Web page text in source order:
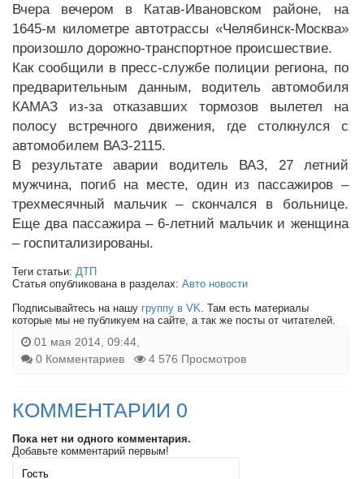
Вчера вечером в Катав-Ивановском районе, на
1645-м километре автотрассы «Челябинск-Москва»
произошло дорожно-транспортное происшествие.
Как сообщили в пресс-службе полиции региона, по
предварительным данным, водитель автомобиля
КАМАЗ из-за отказавших тормозов вылетел на
полосу встречного движения, где столкнулся с
автомобилем ВАЗ-2115.
В результате аварии водитель ВАЗ, 27 летний
мужчина, погиб на месте, один из пассажиров –
трехмесячный мальчик – скончался в больнице.
Еще два пассажира – 6-летний мальчик и женщина
– госпитализированы.
Теги статьи: ДТП
Статья опубликована в разделах: Авто новости
Подписывайтесь на нашу группу в VK. Там есть материалы
которые мы не публикуем на сайте, а так же посты от читателей.
01 мая 2014, 09:44,
0 Комментариев
4 576 Просмотров
КОММЕНТАРИИ 0
Пока нет ни одного комментария.
Добавьте комментарий первым!